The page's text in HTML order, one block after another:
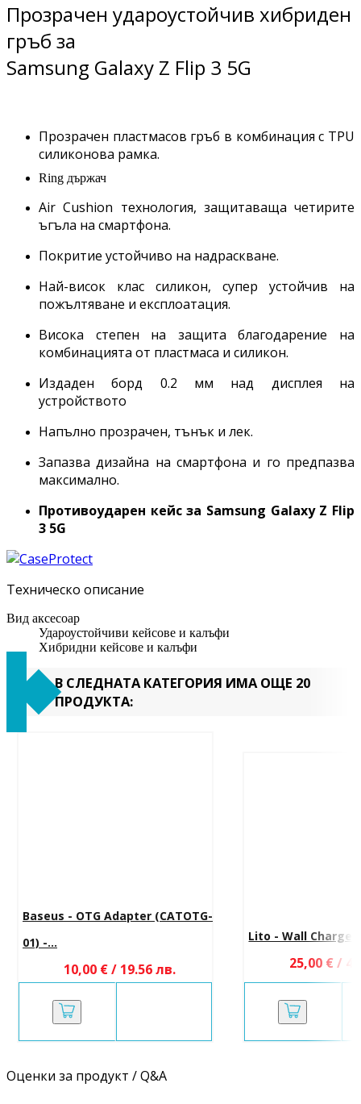
Прозрачен удароустойчив хибриден
гръб за
Samsung Galaxy Z Flip 3 5G
Прозрачен пластмасов гръб в комбинация с TPU
силиконова рамка.
Ring държач
Air Cushion технология, защитаваща четирите
ъгъла на смартфона.
Покритие устойчиво на надраскване.
Най-висок клас силикон, супер устойчив на
пожълтяване и експлоатация.
Висока степен на защита благодарение на
комбинацията от пластмаса и силикон.
Издаден борд 0.2 мм над дисплея на
устройството
Напълно прозрачен, тънък и лек.
Запазва дизайна на смартфона и го предпазва
максимално.
Противоударен кейс за Samsung Galaxy Z Flip
3 5G
Техническо описание
Вид аксесоар
Удароустойчиви кейсове и калъфи
Хибридни кейсове и калъфи
В СЛЕДНАТА КАТЕГОРИЯ ИМА ОЩЕ 20
ПРОДУКТА:
Baseus - OTG Adapter (CATOTG-
01) -...
10,00 € / 19.56 лв.
Lito - Wall Charger
25,00 € /
Оценки за продукт / Q&A